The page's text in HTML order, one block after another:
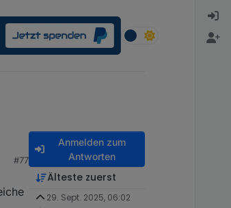
#77
Anmelden zum
Antworten
Älteste zuerst
29. Sept. 2025, 06:02